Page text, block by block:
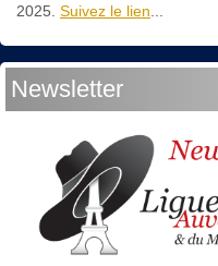
2025. Suivez le lien
Newsletter